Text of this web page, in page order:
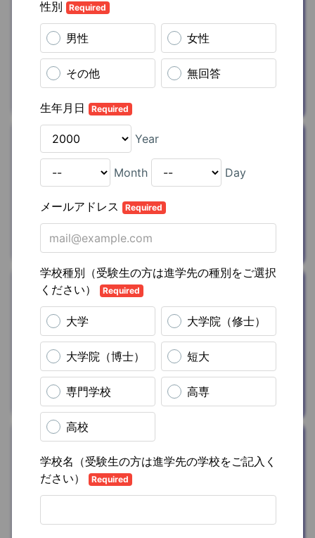
ストレッチマッ
ト10%OFFクー
ポンをプレゼン
おうち時間
tower（生活雑
貨）を20%OFF
山崎実業株式会社
スキルアップ
オンライン英会
話(初月1円＋特
典)を プレゼン
ト
合同会社DMM.com
ファッション
洋服セット
(coordimate